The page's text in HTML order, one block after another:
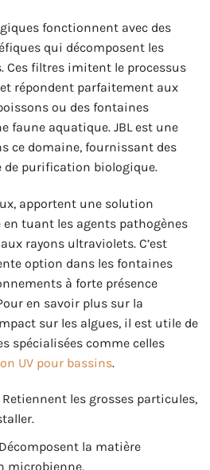
fonctionnent avec des
qui décomposent les
Ces filtres imitent le processus
répondent parfaitement aux
ou des fontaines
faune aquatique. JBL est une
ce domaine, fournissant des
de purification biologique.
apportent une solution
tuant les agents pathogènes
rayons ultraviolets. C’est
option dans les fontaines
à forte présence
en savoir plus sur la
sur les algues, il est utile de
spécialisées comme celles
UV pour bassins.
les grosses particules,
la matière
microbienne.